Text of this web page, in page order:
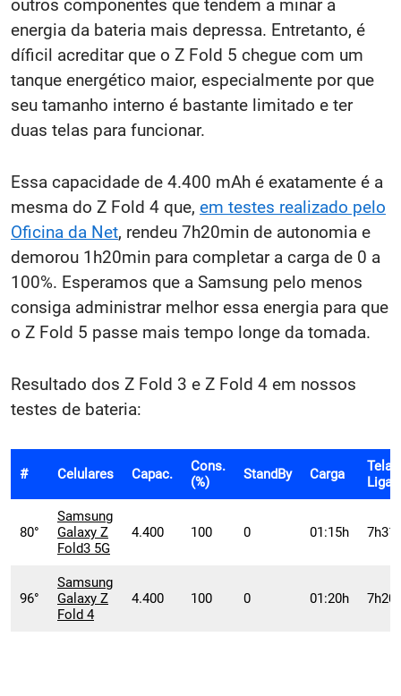
outros componentes que tendem a minar a
energia da bateria mais depressa. Entretanto, é
díficil acreditar que o Z Fold 5 chegue com um
tanque energético maior, especialmente por que
seu tamanho interno é bastante limitado e ter
duas telas para funcionar.
Essa capacidade de 4.400 mAh é exatamente é a
mesma do Z Fold 4 que, em testes realizado pelo
Oficina da Net, rendeu 7h20min de autonomia e
demorou 1h20min para completar a carga de 0 a
100%. Esperamos que a Samsung pelo menos
consiga administrar melhor essa energia para que
o Z Fold 5 passe mais tempo longe da tomada.
Resultado dos Z Fold 3 e Z Fold 4 em nossos
testes de bateria:
# Celulares Capac.
Cons.
(%)
StandBy Carga
Tela
80°
Samsung
Galaxy Z
Fold3 5G
4.400 100 0 01:15h
96°
Samsung
Galaxy Z
Fold 4
4.400 100 0 01:20h